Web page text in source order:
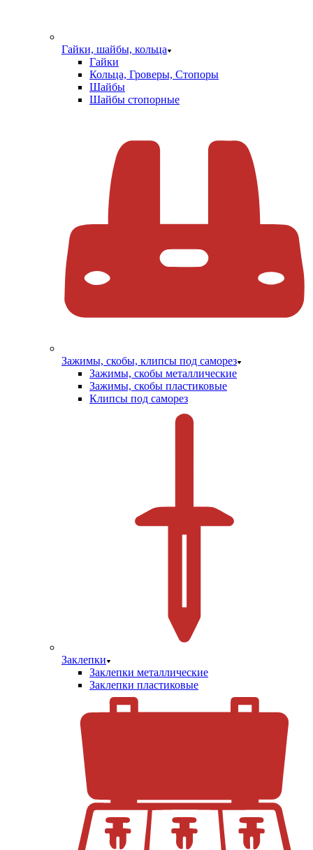
Гайки, шайбы, кольца
Гайки
Кольца, Гроверы, Стопоры
Шайбы
Шайбы стопорные
Зажимы, скобы, клипсы под саморез
Зажимы, скобы металлические
Зажимы, скобы пластиковые
Клипсы под саморез
Заклепки
Заклепки металлические
Заклепки пластиковые